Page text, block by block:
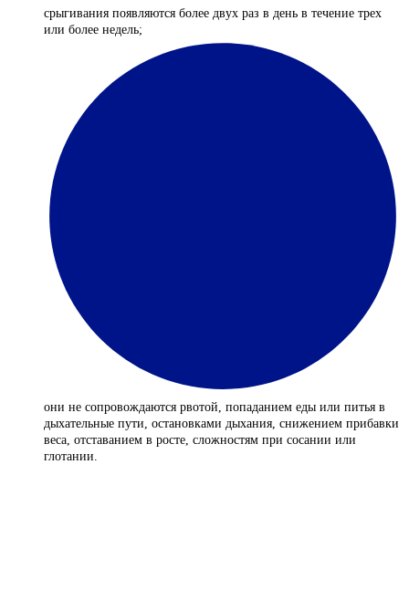
срыгивания появляются более двух раз в день в течение трех
или более недель;
они не сопровождаются рвотой, попаданием еды или питья в
дыхательные пути, остановками дыхания, снижением прибавки
веса, отставанием в росте, сложностям при сосании или
глотании.